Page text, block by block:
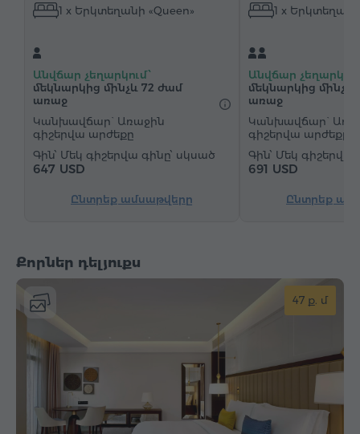
Սրճեփ մեքենա Էլեկտրական թեյնիկ
Սրբիչներ Հողաթափեր
Վարսահարդարիչ Ջեռուցում Պահարան
Չհրկիզվող պահարան
Զարթուցիչ "Զանգ-զարթուցիչ" ծառայություն
1 x Երկտեղանի «Queen»
Անվճար չեղարկում՝
մեկնարկից մինչև 72 ժամ
առաջ
Կանխավճար` Առաջին
գիշերվա արժեքը
Մեկ գիշերվա գինը՝ սկսած
647 USD
Ընտրեք ամսաթվերը
1 x Երկտեղանի
Անվճար
մեկնարկից մինչև
առաջ
Կանխավճար`
գիշերվա արժեքը
Մեկ գիշերվա
691 USD
Ընտրեք
Քորներ դելյուքս
47 ք. մ